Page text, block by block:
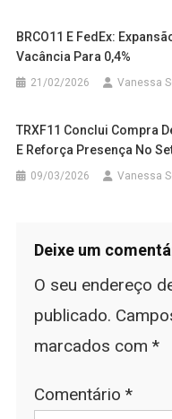
BRCO11 E FedEx:
Vacância Para 0,4%
21/02/2026 Vanessa
TRXF11 Conclui Compra
E Reforça Presença No
09/03/2026 Vanessa
Deixe um
O seu endereço
publicado.
marcados com *
Comentário *